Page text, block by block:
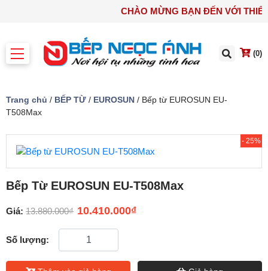
CHÀO MỪNG BẠN ĐẾN VỚI
(0)
Trang chủ / BẾP TỪ / EUROSUN / Bếp từ EUROSUN EU-
T508Max
- 25%
Bếp Từ EUROSUN EU-T508Max
Giá: 13.880.000₫ 10.410.000₫
Số lượng: